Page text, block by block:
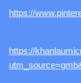
https://
https://